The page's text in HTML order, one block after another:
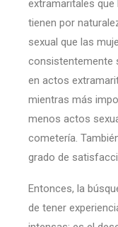
extramaritales que
tienen por
sexual que las
consistentemente
en actos
mientras más
menos actos
cometería.
grado de
Entonces, la
de tener